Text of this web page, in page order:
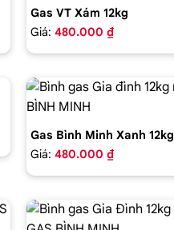
Gas VT Xám 12kg
Giá: 480.000 ₫
Gas Bình Minh Xanh 12kg
Giá: 480.000 ₫